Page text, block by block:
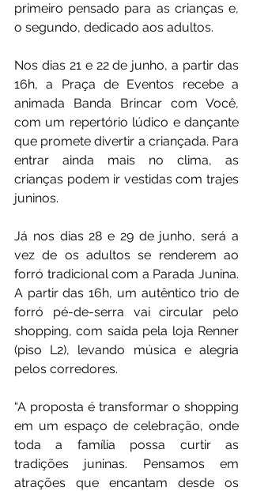
primeiro pensado para as crianças e,
o segundo, dedicado aos adultos.
Nos dias 21 e 22 de junho, a partir das
16h, a Praça de Eventos recebe a
animada Banda Brincar com Você,
com um repertório lúdico e dançante
que promete divertir a criançada. Para
entrar ainda mais no clima, as
crianças podem ir vestidas com trajes
juninos.
Já nos dias 28 e 29 de junho, será a
vez de os adultos se renderem ao
forró tradicional com a Parada Junina.
A partir das 16h, um autêntico trio de
forró pé-de-serra vai circular pelo
shopping, com saída pela loja Renner
(piso L2), levando música e alegria
pelos corredores.
“A proposta é transformar o shopping
em um espaço de celebração, onde
toda a família possa curtir as
tradições juninas. Pensamos em
atrações que encantam desde os